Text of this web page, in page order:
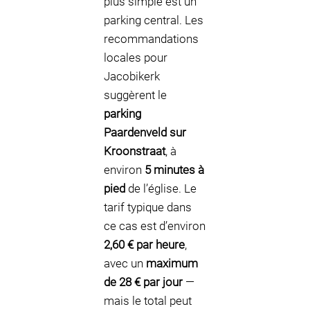
parking central. Les
recommandations
locales pour
Jacobikerk
suggèrent le
parking
Paardenveld sur
Kroonstraat, à
environ 5 minutes à
pied de l’église. Le
tarif typique dans
ce cas est d’environ
2,60 € par heure,
avec un maximum
de 28 € par jour—
mais le total peut